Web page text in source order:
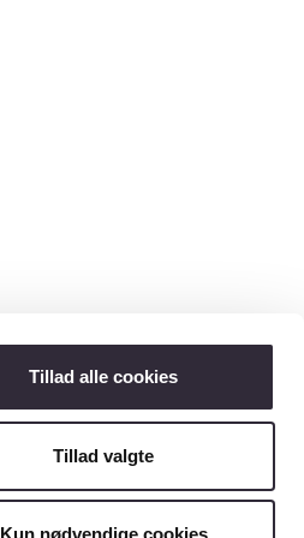
Tillad alle cookies
Tillad valgte
Kun nødvendige cookies